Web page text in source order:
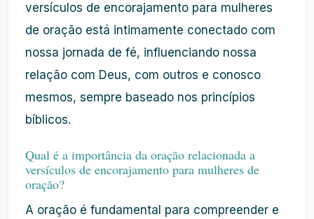
versículos de encorajamento para mulheres
de oração está intimamente conectado com
nossa jornada de fé, influenciando nossa
relação com Deus, com outros e conosco
mesmos, sempre baseado nos princípios
bíblicos.
Qual é a importância da oração relacionada a
versículos de encorajamento para mulheres de
oração?
A oração é fundamental para compreender e